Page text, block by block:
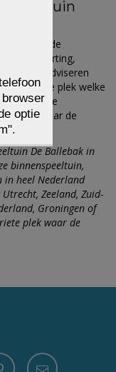
korting,
Wij adviseren
plek welke
actuele
link naar de
De Ballebak in
binnenspeeltuin,
in heel Nederland
Zeeland, Zuid-
Groningen of
plek waar de